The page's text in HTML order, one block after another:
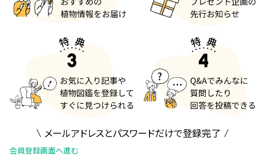
メールアドレスとパスワードだけで登録完了
会員登録画面へ進む